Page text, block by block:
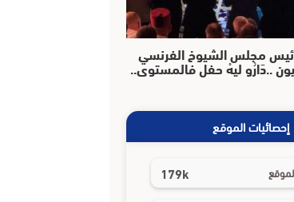
رئيس مجلس الشيوخ الفرنسي
..دَارُو ليهْ حفل فالمستوى..
إحصائيات الموقع
179k